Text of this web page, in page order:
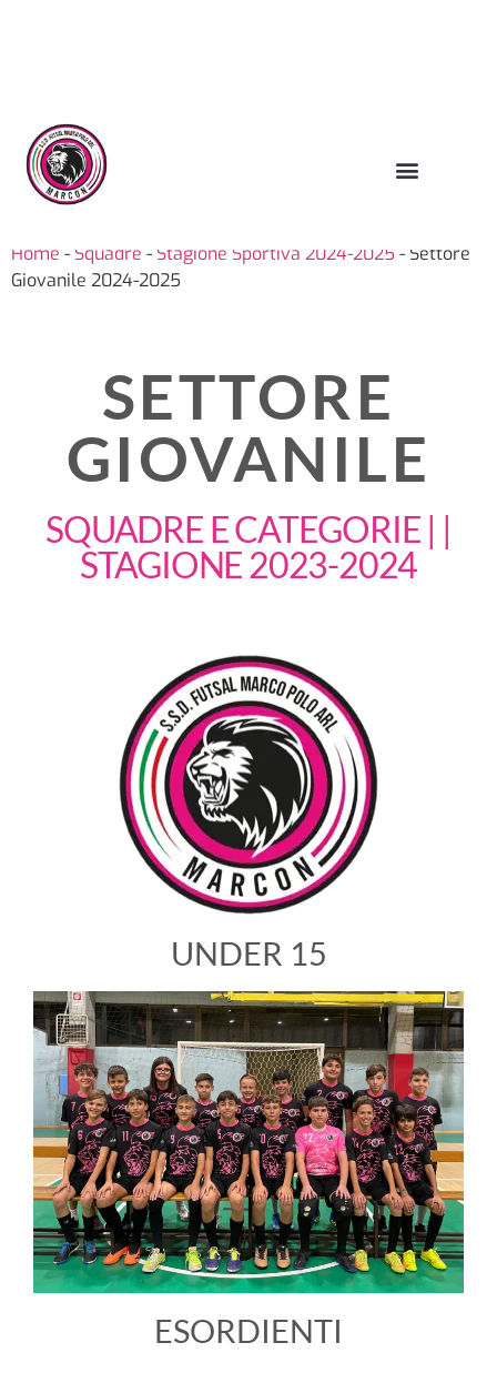
PRENOTA IL PALAZZETTO DELLO SPORT
Home - Squadre - Stagione Sportiva 2024-2025 - Settore
Giovanile 2024-2025
SETTORE
GIOVANILE
SQUADRE E CATEGORIE | |
STAGIONE 2023-2024
UNDER 15
ESORDIENTI